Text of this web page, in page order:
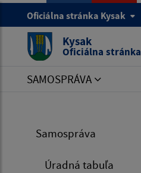
Oficiálna stránka Kysak
Kysak
Oficiálna stránka
SAMOSPRÁVA
Samospráva
Úradná tabuľa